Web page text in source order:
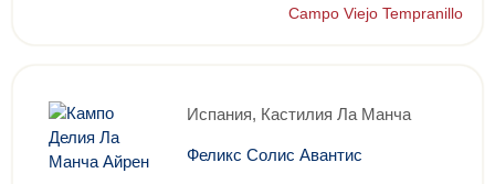
Campo Viejo Tempranillo
Испания, Кастилия Ла Манча
Феликс Солис Авантис